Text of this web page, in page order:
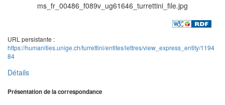
ms_fr_00486_f089v_ug61646_turrettini_file.jpg
URL persistante :
https://humanities.unige.ch/turrettini/entites/lettres/view_express_entity/1194
84
Détails
Présentation de la correspondance